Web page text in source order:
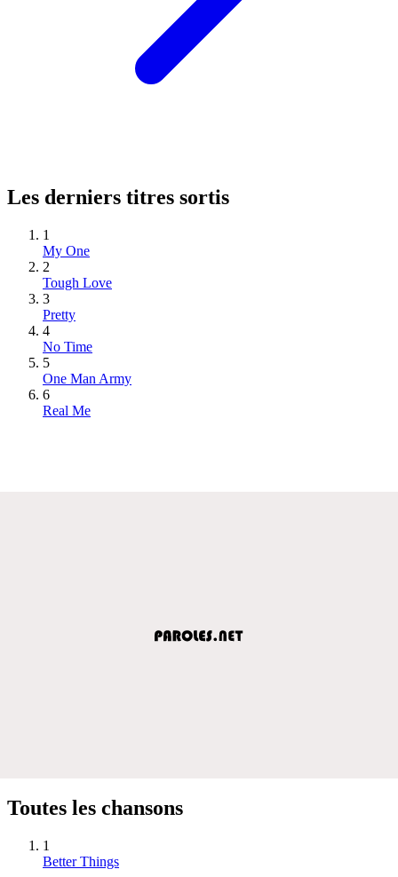
Les derniers titres sortis
1
My One
2
Tough Love
3
Pretty
4
No Time
5
One Man Army
6
Real Me
Toutes les chansons
1
Better Things